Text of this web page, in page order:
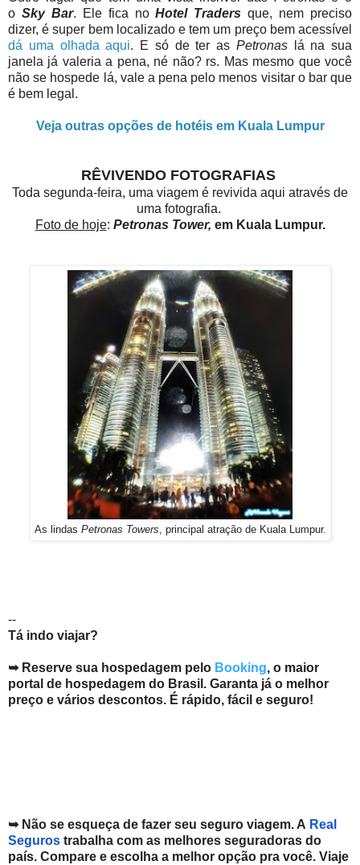
o Sky Bar. Ele fica noHotel Traders que, nem preciso
dizer, é super bem localizado e tem um preço bem acessível
dá uma olhada aqui. E só de ter as Petronaslá na sua
janela já valeria a pena, né não? rs. Mas mesmo que você
não se hospede lá, vale a pena pelo menos visitar o bar que
é bem legal.
Veja outras opções de hotéis em Kuala Lumpur
RÊVIVENDO FOTOGRAFIAS
Toda segunda-feira, uma viagem é revivida aqui através de
uma fotografia.
Foto de hoje: Petronas Tower, em Kuala Lumpur.
As lindas Petronas Towers, principal atração de Kuala Lumpur.
--
Tá indo viajar?
➥ Reserve sua hospedagem pelo Booking, o maior
portal de hospedagem do Brasil. Garanta já o melhor
preço e vários descontos. É rápido, fácil e seguro!
➥ Não se esqueça de fazer seu seguro viagem. A Real
Seguros trabalha com as melhores seguradoras do
país. Compare e escolha a melhor opção pra você. Viaje